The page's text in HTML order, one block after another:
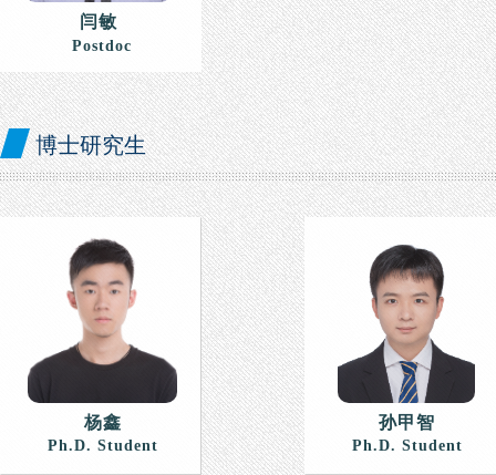
闫敏
Postdoc
杨鑫
Ph.D. Student
孙甲智
Ph.D. Student
博士研究生